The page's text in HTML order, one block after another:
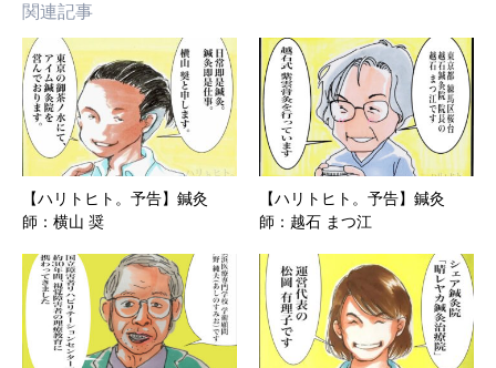
関連記事
【ハリトヒト。予告】鍼灸
師：横山 奨
【ハリトヒト。予告】鍼灸
師：越石 まつ江